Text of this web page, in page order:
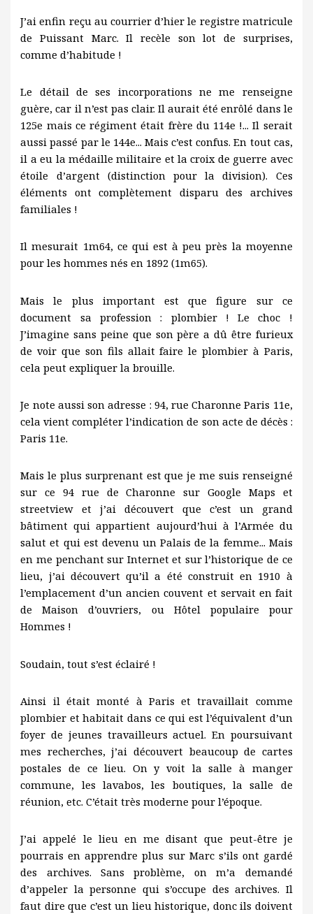
J’ai enfin reçu au courrier d’hier le registre matricule
de Puissant Marc. Il recèle son lot de surprises,
comme d’habitude !
Le détail de ses incorporations ne me renseigne
guère, car il n’est pas clair. Il aurait été enrôlé dans le
125e mais ce régiment était frère du 114e !... Il serait
aussi passé par le 144e... Mais c’est confus. En tout cas,
il a eu la médaille militaire et la croix de guerre avec
étoile d’argent (distinction pour la division). Ces
éléments ont complètement disparu des archives
familiales !
Il mesurait 1m64, ce qui est à peu près la moyenne
pour les hommes nés en 1892 (1m65).
Mais le plus important est que figure sur ce
document sa profession : plombier ! Le choc !
J’imagine sans peine que son père a dû être furieux
de voir que son fils allait faire le plombier à Paris,
cela peut expliquer la brouille.
Je note aussi son adresse : 94, rue Charonne Paris 11e,
cela vient compléter l’indication de son acte de décès :
Paris 11e.
Mais le plus surprenant est que je me suis renseigné
sur ce 94 rue de Charonne sur Google Maps et
streetview et j’ai découvert que c’est un grand
bâtiment qui appartient aujourd’hui à l’Armée du
salut et qui est devenu un Palais de la femme... Mais
en me penchant sur Internet et sur l’historique de ce
lieu, j’ai découvert qu’il a été construit en 1910 à
l’emplacement d’un ancien couvent et servait en fait
de Maison d’ouvriers, ou Hôtel populaire pour
Hommes !
Soudain, tout s’est éclairé !
Ainsi il était monté à Paris et travaillait comme
plombier et habitait dans ce qui est l’équivalent d’un
foyer de jeunes travailleurs actuel. En poursuivant
mes recherches, j’ai découvert beaucoup de cartes
postales de ce lieu. On y voit la salle à manger
commune, les lavabos, les boutiques, la salle de
réunion, etc. C’était très moderne pour l’époque.
J’ai appelé le lieu en me disant que peut-être je
pourrais en apprendre plus sur Marc s’ils ont gardé
des archives. Sans problème, on m’a demandé
d’appeler la personne qui s’occupe des archives. Il
faut dire que c’est un lieu historique, donc ils doivent